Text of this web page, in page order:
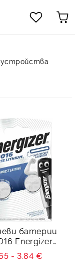
устройства
батерии
Energizer
ECR2016
- 3V
- 3.84 €